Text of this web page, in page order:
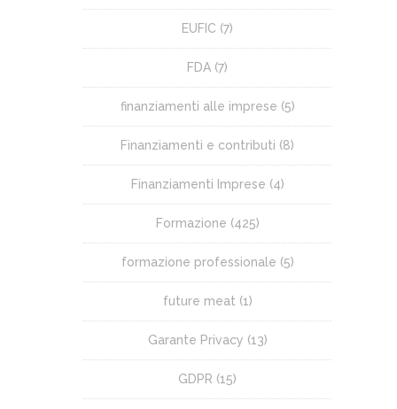
EUFIC (7)
FDA (7)
finanziamenti alle imprese (5)
Finanziamenti e contributi (8)
Finanziamenti Imprese (4)
Formazione (425)
formazione professionale (5)
future meat (1)
Garante Privacy (13)
GDPR (15)